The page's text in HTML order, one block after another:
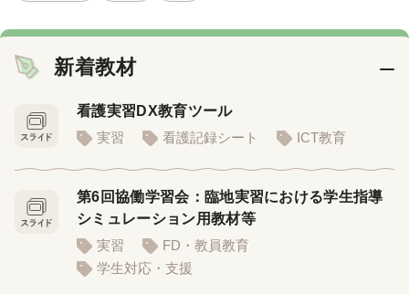
新着教材
看護実習DX教育ツール
実習
看護記録シート ICT教育
第6回協働学習会：臨地実習における学生指導
シミュレーション用教材等
実習
FD・教員教育
学生対応・支援